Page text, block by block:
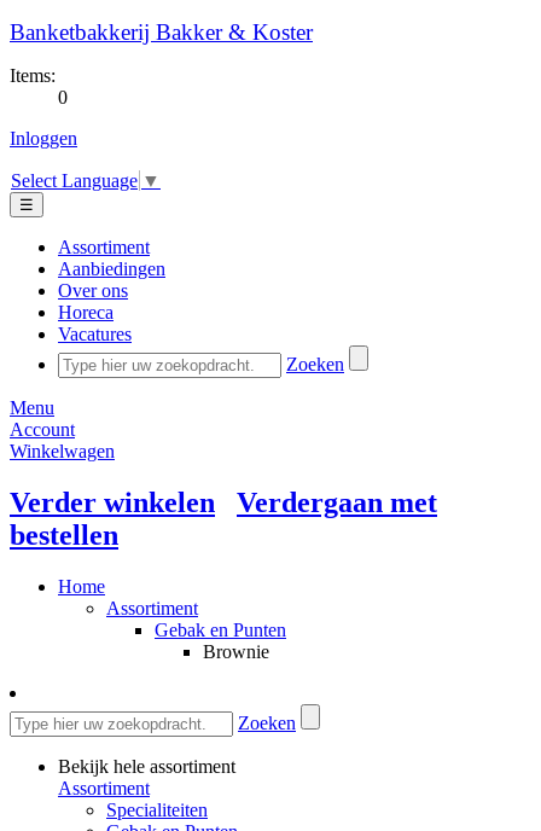
Banketbakkerij Bakker & Koster
Items:
0
Inloggen
Select Language ▼
☰
Assortiment
Aanbiedingen
Over ons
Horeca
Vacatures
Zoeken
Menu
Account
Winkelwagen
Verder winkelen
Verdergaan met
bestellen
Home
Assortiment
Gebak en Punten
Brownie
Zoeken
Bekijk hele assortiment
Assortiment
Specialiteiten